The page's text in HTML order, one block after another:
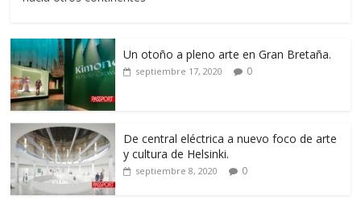
Un otoño a pleno arte en Gran Bretaña.
septiembre 17, 2020 0
De central eléctrica a nuevo foco de arte
y cultura de Helsinki.
septiembre 8, 2020 0